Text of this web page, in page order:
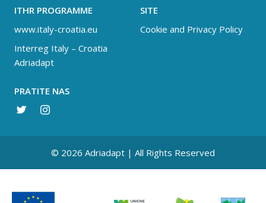
ITHR PROGRAMME
www.italy-croatia.eu
Interreg Italy – Croatia
Adriadapt
SITE
Cookie and Privacy Policy
PRATITE NAS
© 2026 Adriadapt | All Rights Reserved